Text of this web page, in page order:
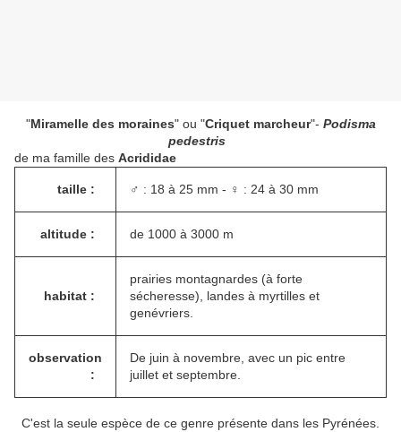
"Miramelle des moraines" ou "Criquet marcheur"- Podisma
pedestris
de ma famille des Acrididae
taille : ♂ : 18 à 25 mm - ♀ : 24 à 30 mm
altitude : de 1000 à 3000 m
habitat :
prairies montagnardes (à forte
sécheresse), landes à myrtilles et
genévriers.
observation
:
De juin à novembre, avec un pic entre
juillet et septembre.
C'est la seule espèce de ce genre présente dans les Pyrénées.